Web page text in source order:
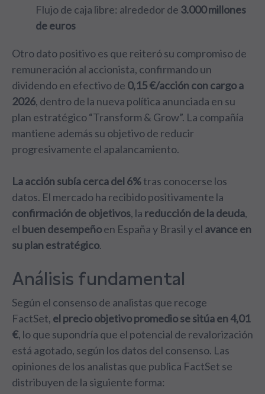
Flujo de caja libre: alrededor de 3.000 millones
de euros
Otro dato positivo es que reiteró su compromiso de
remuneración al accionista, confirmando un
dividendo en efectivo de 0,15 €/acción con cargo a
2026, dentro de la nueva política anunciada en su
plan estratégico “Transform & Grow”. La compañía
mantiene además su objetivo de reducir
progresivamente el apalancamiento.
La acción subía cerca del 6%tras conocerse los
datos. El mercado ha recibido positivamente la
confirmación de objetivos, la reducción de la deuda,
el buen desempeñoen España y Brasil y el avanceen
su plan estratégico.
Análisis fundamental
Según el consenso de analistas que recoge
FactSet, el precio objetivo promedio se sitúa en 4,01
€, lo que supondría que el potencial de revalorización
está agotado, según los datos del consenso. Las
opiniones de los analistas que publica FactSet se
distribuyen de la siguiente forma: